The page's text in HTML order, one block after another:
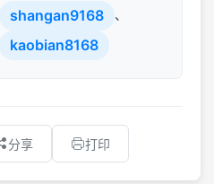
shangan9168 、
kaobian8168
分享 打印